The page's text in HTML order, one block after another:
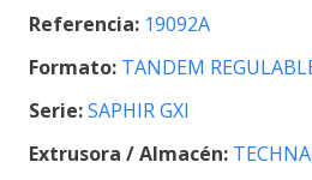
Referencia: 19092A
Formato: TANDEM
Serie:SAPHIR GXI
Extrusora / Almacén: